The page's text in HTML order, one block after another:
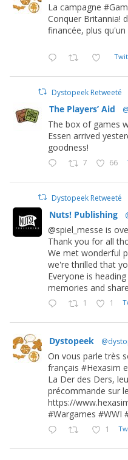
La campagne
Conquer Britannia!
financée, plus
Dystopeek Retweeté
The Players’ Aid
The box of games
Essen arrived
goodness!
7 66
Dystopeek Retweeté
Nuts! Publishing
@spiel_messe is
Thank you for all
We met wonderful
we're thrilled that
Everyone is
memories and
1 1
Dystopeek
On vous parle très
français #Hexasim
La Der des Ders,
précommande sur
https://
#Wargames #WWI
1